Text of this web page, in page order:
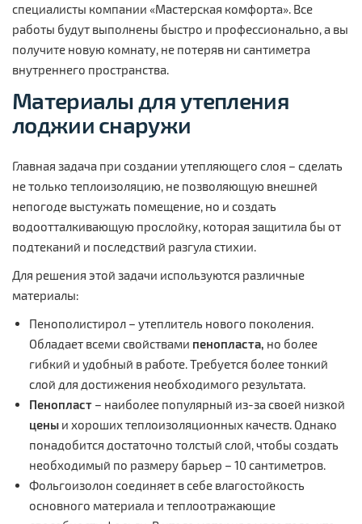
специалисты компании «Мастерская комфорта». Все
работы будут выполнены быстро и профессионально, а вы
получите новую комнату, не потеряв ни сантиметра
внутреннего пространства.
Материалы дляутепления
лоджии снаружи
Главная задача при создании утепляющего слоя – сделать
не только теплоизоляцию, не позволяющую внешней
непогоде выстужать помещение, но и создать
водоотталкивающую прослойку, которая защитила бы от
подтеканий и последствий разгула стихии.
Для решения этой задачи используются различные
материалы:
Пенополистирол – утеплитель нового поколения.
Обладает всеми свойствами пенопласта, но более
гибкий и удобный в работе. Требуется более тонкий
слой для достижения необходимого результата.
Пенопласт– наиболее популярный из-за своей низкой
ценыи хороших теплоизоляционных качеств. Однако
понадобится достаточно толстый слой, чтобы создать
необходимый по размеру барьер – 10 сантиметров.
Фольгоизолон соединяет в себе влагостойкость
основного материала и теплоотражающие